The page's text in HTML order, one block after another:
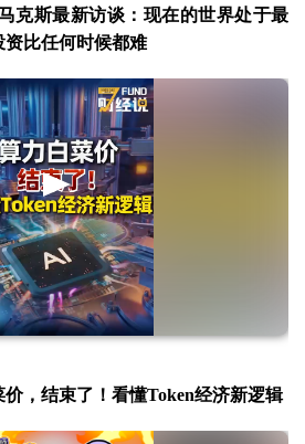
克斯最新访谈：现在的世界处于最
比任何时候都难
价，结束了！看懂Token经济新逻辑